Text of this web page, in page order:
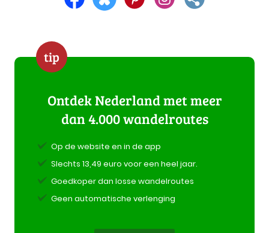
tip
Ontdek Nederland met meer
dan 4.000 wandelroutes
Op de website en in de app
Slechts 13,49 euro voor een heel jaar.
Goedkoper dan losse wandelroutes
Geen automatische verlenging